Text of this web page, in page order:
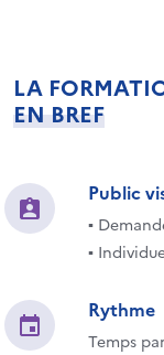
LA
EN BREF
Public
▪
▪
Rythme
Temps